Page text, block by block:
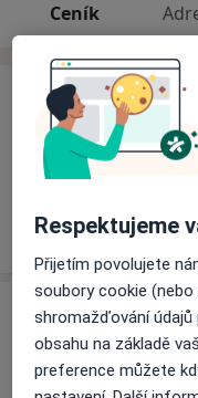
Ceník
Ceník
Informace o
Tento specialista
Adresa
Topolová 1234,
Respektujeme
Přijetím povolujete
soubory cookie
shromažďování
obsahu na základě
preference můžete